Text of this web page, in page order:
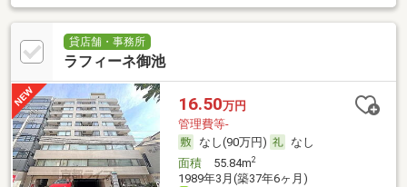
貸店舗・事務所
ラフィーネ御池
16.50万円
管理費等-
なし(90万円)
なし
面積55.84m2
1989年3月(築37年6ヶ月)